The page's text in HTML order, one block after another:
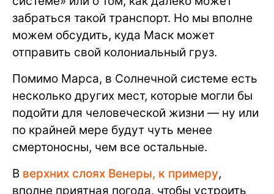
забраться такой транспорт. Но мы вполне
можем обсудить, куда Маск может
отправить свой колониальный груз.
Помимо Марса, в Солнечной системе есть
несколько других мест, которые могли бы
подойти для человеческой жизни — ну или
по крайней мере будут чуть менее
смертоносны, чем все остальные.
В верхних слоях Венеры, к примеру,
вполне приятная погода, чтобы устроить